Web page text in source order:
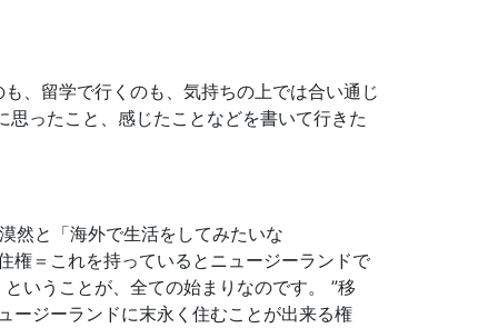
、留学で行くのも、気持ちの上では合い通じ
ったこと、感じたことなどを書いて行きた
然と「海外で生活をしてみたいな
権＝これを持っているとニュージーランドで
いうことが、全ての始まりなのです。 ”移
ージーランドに末永く住むことが出来る権